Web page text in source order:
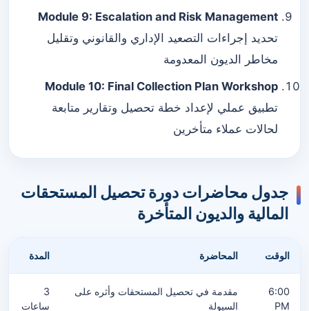
Module 9: Escalation and Risk Management
تحديد إجراءات التصعيد الإداري والقانوني وتقليل
مخاطر الديون المعدومة
Module 10: Final Collection Plan Workshop
تطبيق عملي لإعداد خطة تحصيل وتقارير متابعة
لحالات عملاء متأخرين
جدول محاضرات دورة تحصيل المستحقات
المالية والديون المتأخرة
الوقت المحاضرة المدة
6:00
PM
مقدمة في تحصيل المستحقات وأثره على
السيولة
3
ساعات